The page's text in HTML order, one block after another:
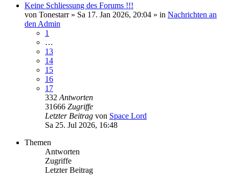
Keine Schliessung des Forums !!!
von Tonestarr» Sa 17. Jan 2026, 20:04 » in Nachrichten an
den Admin
1
…
13
14
15
16
17
332 Antworten
31666 Zugriffe
Letzter Beitrag von Space Lord
Sa 25. Jul 2026, 16:48
Themen
Antworten
Zugriffe
Letzter Beitrag